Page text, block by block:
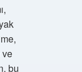
ve
bu